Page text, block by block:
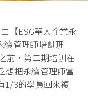
【ESG華人企業永
管理師培訓班」
前，第二期培訓在
想把永續管理師當
1/3的學員回來複